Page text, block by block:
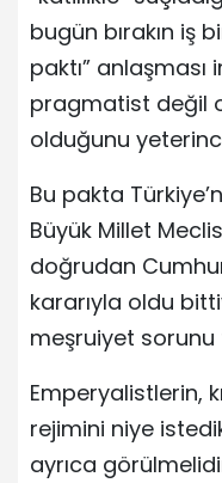
bugün bırakın iş
paktı” anlaşması
pragmatist değil
olduğunu
Bu pakta
Büyük Millet
doğrudan
kararıyla oldu
meşruiyet sorunu
Emperyalistlerin,
rejimini niye
ayrıca